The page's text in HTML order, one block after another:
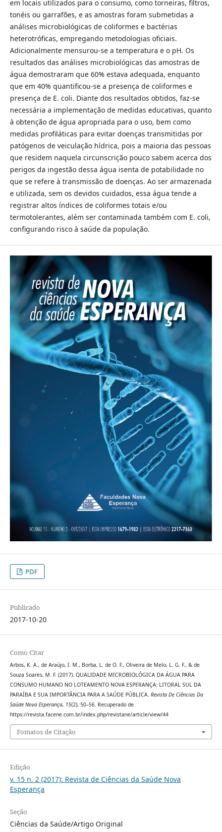
em locais utilizados para o consumo, como torneiras, filtros,
tonéis ou garrafões, e as amostras foram submetidas a
análises microbiológicas de coliformes e bactérias
heterotróficas, empregando metodologias oficiais.
Adicionalmente mensurou-se a temperatura e o pH. Os
resultados das análises microbiológicas das amostras de
água demostraram que 60% estava adequada, enquanto
que em 40% quantificou-se a presença de coliformes e
presença de E. coli. Diante dos resultados obtidos, faz-se
necessária a implementação de medidas educativas, quanto
à obtenção de água apropriada para o uso, bem como
medidas profiláticas para evitar doenças transmitidas por
patógenos de veiculação hídrica, pois a maioria das pessoas
que residem naquela circunscrição pouco sabem acerca dos
perigos da ingestão dessa água isenta de potabilidade no
que se refere à transmissão de doenças. Ao ser armazenada
e utilizada, sem os devidos cuidados, essa água tende a
registrar altos índices de coliformes totais e/ou
termotolerantes, além ser contaminada também com E. coli,
configurando risco à saúde da população.
PDF
Publicado
2017-10-20
Como Citar
Arbos, K. A., de Araújo, I. M., Borba, L. de O. F., Oliveira de Melo, L. G. F., & de
Souza Soares, M. F. (2017). QUALIDADE MICROBIOLÓGICA DA ÁGUA PARA
CONSUMO HUMANO NO LOTEAMENTO NOVA ESPERANÇA: LITORAL SUL DA
PARAÍBA E SUA IMPORTÂNCIA PARA A SAÚDE PÚBLICA. Revista De Ciências Da
Saúde Nova Esperança, 15(2), 50–56. Recuperado de
https://revista.facene.com.br/index.php/revistane/article/view/44
Fomatos de Citação
Edição
v. 15 n. 2 (2017): Revista de Ciências da Saúde Nova
Esperança
Seção
Ciências da Saúde/Artigo Original